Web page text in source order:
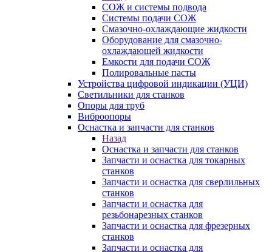
СОЖ и системы подвода
Системы подачи СОЖ
Смазочно-охлаждающие жидкости
Оборудование для смазочно-
охлаждающей жидкости
Емкости для подачи СОЖ
Полировальные пасты
Устройства цифровой индикации (УЦИ)
Светильники для станков
Опоры для труб
Виброопоры
Оснастка и запчасти для станков
Назад
Оснастка и запчасти для станков
Запчасти и оснастка для токарных
станков
Запчасти и оснастка для сверлильных
станков
Запчасти и оснастка для
резьбонарезных станков
Запчасти и оснастка для фрезерных
станков
Запчасти и оснастка для